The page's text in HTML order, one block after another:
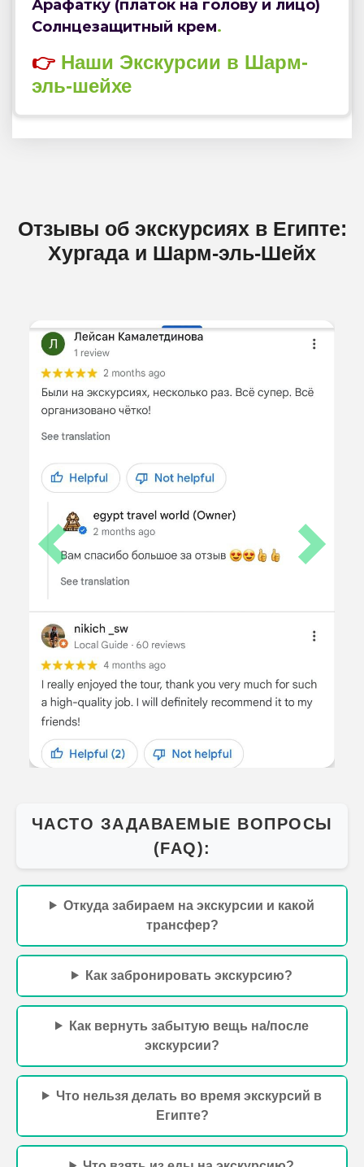
Арафатку (платок на голову и лицо)
Солнцезащитный крем.
👉 Наши Экскурсии в Шарм-
эль-шейхе
Отзывы об экскурсиях в Египте:
Хургада и Шарм-эль-Шейх
Previous Next
ЧАСТО ЗАДАВАЕМЫЕ ВОПРОСЫ
(FAQ):
Откуда забираем на экскурсии и какой
трансфер?
Как забронировать экскурсию?
Как вернуть забытую вещь на/после
экскурсии?
Что нельзя делать во время экскурсий в
Египте?